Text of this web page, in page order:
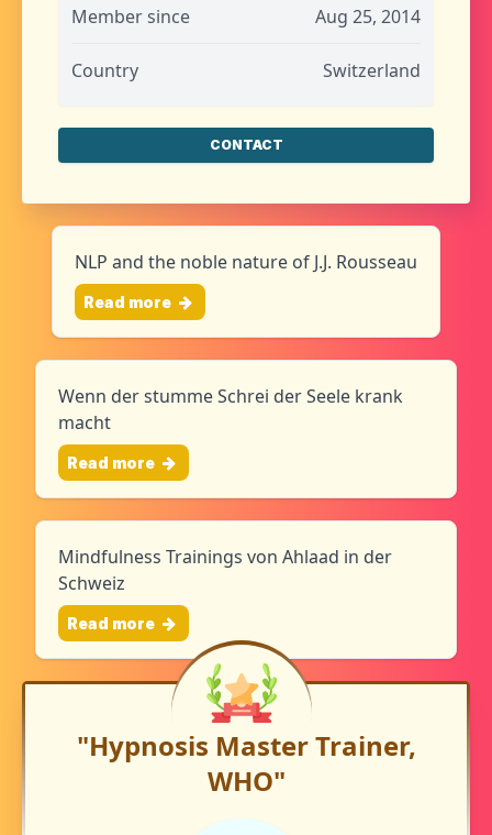
Member since Aug 25, 2014
Country Switzerland
CONTACT
NLP and the noble nature of J.J. Rousseau
Read more
Wenn der stumme Schrei der Seele krank
macht
Read more
Mindfulness Trainings von Ahlaad in der
Schweiz
Read more
"Hypnosis Master Trainer,
WHO"